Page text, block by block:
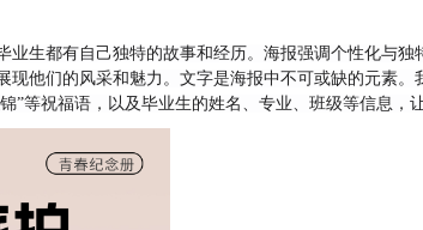
业生都有自己独特的故事和经历。海报强调个性化与独
他们的风采和魅力。 文字是海报中不可或缺的元素。
”等祝福语，以及毕业生的姓名、专业、班级等信息，